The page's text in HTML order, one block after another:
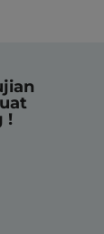
!